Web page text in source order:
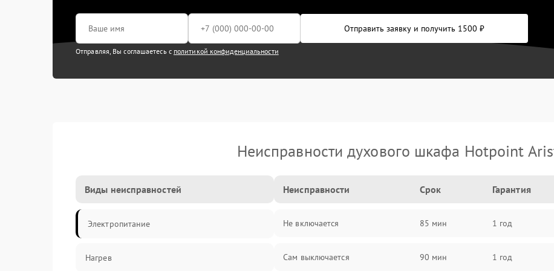
Отправить заявку и получить 1500 ₽
Отправляя, Вы соглашаетесь с политикой конфиденциальности
Неисправности духового шкафа Hotpoint
Виды неисправностей
Электропитание
Нагрев
Неисправности Срок Гарантия
Не включается 85 мин 1 год
Сам выключается 90 мин 1 год